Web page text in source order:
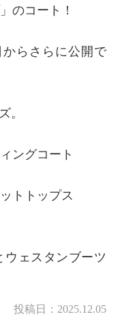
のコート！
らさらに公開で
。
ングコート
トトップス
ウェスタンブーツ
投稿日： 2025.12.05